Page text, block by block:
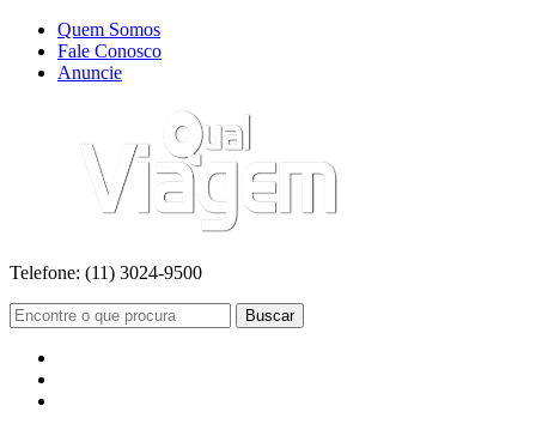
Quem Somos
Fale Conosco
Anuncie
Telefone: (11) 3024-9500
Buscar